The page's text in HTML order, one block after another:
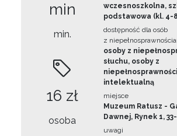
min
min.
16 zł
osoba
wczesnoszkolna,
podstawowa (kl. 4-
dostępność dla osób
z
osoby z
słuchu, osoby z
intelektualną
miejsce
Muzeum Ratusz -
Dawnej, Rynek 1,
uwagi